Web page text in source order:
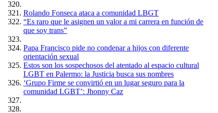
Rolando Fonseca ataca a comunidad LBGT
“Es raro que le asignen un valor a mi carrera en función de
que soy trans”
Papa Francisco pide no condenar a hijos con diferente
orientación sexual
Estos son los sospechosos del atentado al espacio cultural
LGBT en Palermo: la Justicia busca sus nombres
‘Grupo Firme se convirtió en un lugar seguro para la
comunidad LGBT’: Jhonny Caz